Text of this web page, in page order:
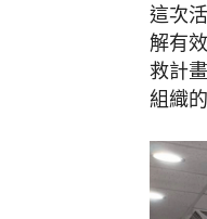
這次
解有
救計
組織